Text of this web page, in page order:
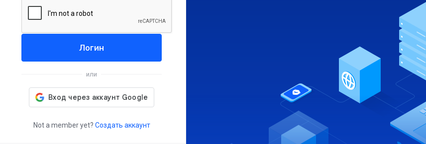
Логин
или
Not a member yet? Создать аккаунт